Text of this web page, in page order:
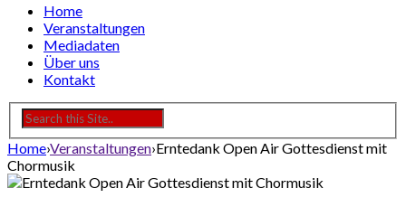
Home
Veranstaltungen
Mediadaten
Über uns
Kontakt
Home›Veranstaltungen›Erntedank Open Air Gottesdienst mit
Chormusik